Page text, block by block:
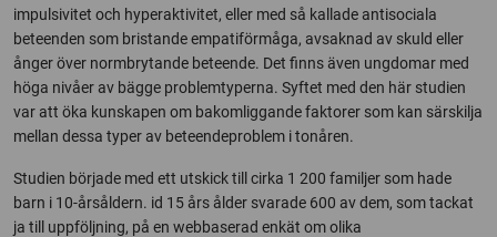
impulsivitet och hyperaktivitet, eller med så kallade antisociala
beteenden som bristande empatiförmåga, avsaknad av skuld eller
ånger över normbrytande beteende. Det finns även ungdomar med
höga nivåer av bägge problemtyperna. Syftet med den här studien
var att öka kunskapen om bakomliggande faktorer som kan särskilja
mellan dessa typer av beteendeproblem i tonåren.
Studien började med ett utskick till cirka 1 200 familjer som hade
barn i 10-årsåldern. id 15 års ålder svarade 600 av dem, som tackat
ja till uppföljning, på en webbaserad enkät om olika